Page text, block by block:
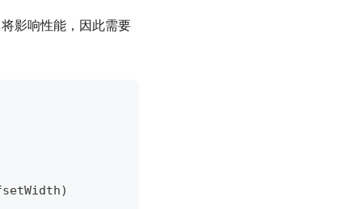
影响性能，因此需要
)